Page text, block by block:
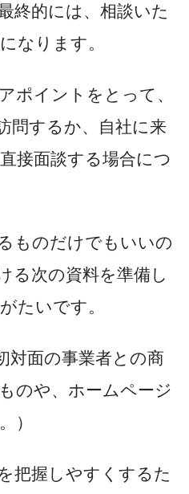
終的には、相談いた
なります。
ポイントをとって、
問するか、自社に来
接面談する場合につ
ものだけでもいいの
る次の資料を準備し
たいです。
対面の事業者との商
のや、ホームページ
）
把握しやすくするた